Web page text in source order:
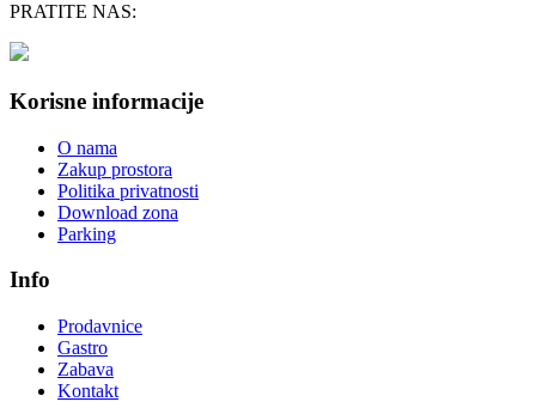
PRATITE NAS:
Korisne informacije
O nama
Zakup prostora
Politika privatnosti
Download zona
Parking
Info
Prodavnice
Gastro
Zabava
Kontakt